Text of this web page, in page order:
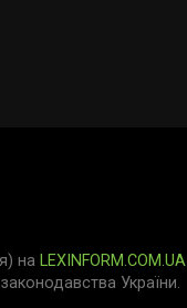
на LEXINFORM.COM.UA
України.